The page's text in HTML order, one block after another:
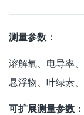
测量参数：
溶解氧、电导率
悬浮物、叶绿素
可扩展测量参数：